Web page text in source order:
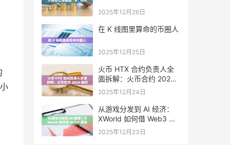
2025年12月26日
在 K 线图里算命的币圈人
2025年12月25日
火币 HTX 合约负责人全
面拆解：火币合约 2025
做对了什么，又将走向哪
2025年12月24日
从游戏分发到 AI 经济：
XWorld 如何借 Web3 激
励之力重写价值分配？
2025年12月23日